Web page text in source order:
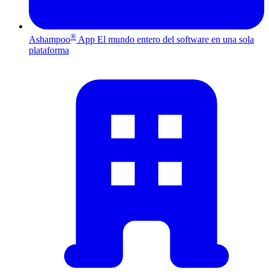
Ashampoo® App El mundo entero del software en una sola
plataforma